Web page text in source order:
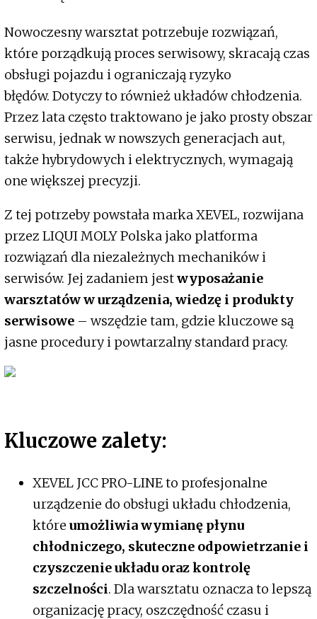
Nowoczesny warsztat potrzebuje rozwiązań,
które porządkują proces serwisowy, skracają czas
obsługi pojazdu i ograniczają ryzyko
błędów. Dotyczy to również układów chłodzenia.
Przez lata często traktowano je jako prosty obszar
serwisu, jednak w nowszych generacjach aut,
także hybrydowych i elektrycznych, wymagają
one większej precyzji.
Z tej potrzeby powstała marka XEVEL, rozwijana
przez LIQUI MOLY Polska jako platforma
rozwiązań dla niezależnych mechaników i
serwisów. Jej zadaniem jestwyposażanie
warsztatów w urządzenia, wiedzę i produkty
serwisowe – wszędzie tam, gdzie kluczowe są
jasne procedury i powtarzalny standard pracy.
Kluczowe zalety:
XEVEL JCC PRO-LINE to profesjonalne
urządzenie do obsługi układu chłodzenia,
które umożliwia wymianę płynu
chłodniczego, skuteczne odpowietrzanie i
czyszczenie układu oraz kontrolę
szczelności. Dla warsztatu oznacza to lepszą
organizację pracy, oszczędność czasu i